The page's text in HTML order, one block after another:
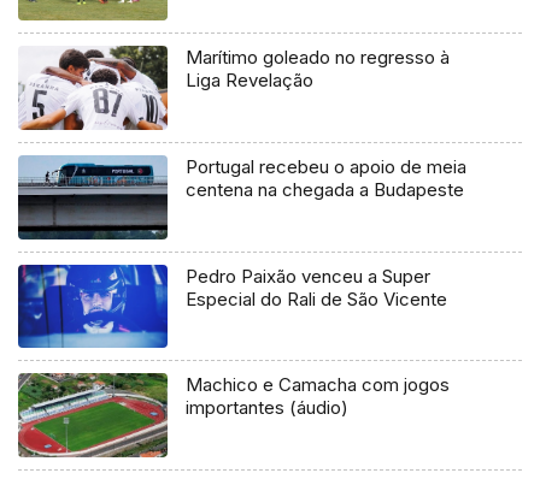
Marítimo goleado no regresso à
Liga Revelação
Portugal recebeu o apoio de meia
centena na chegada a Budapeste
Pedro Paixão venceu a Super
Especial do Rali de São Vicente
Machico e Camacha com jogos
importantes (áudio)